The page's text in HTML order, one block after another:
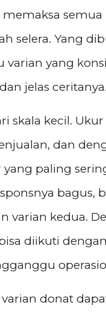
semua
selera. Yang
varian yang
dan jelas ceritanya.
skala kecil.
dan
yang paling
bagus,
varian kedua.
diikuti
donat